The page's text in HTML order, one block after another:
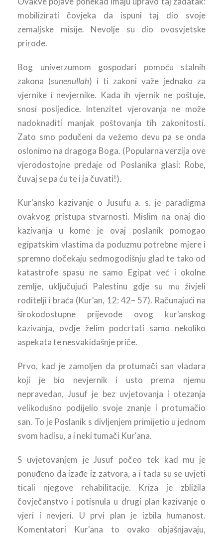
mobilizirati čovjeka da ispuni taj dio svoje
zemaljske misije. Nevolje su dio ovosvjetske
prirode.
Bog univerzumom gospodari pomoću stalnih
zakona (sunenullah) i ti zakoni važe jednako za
vjernike i nevjernike. Kada ih vjernik ne poštuje,
snosi posljedice. Intenzitet vjerovanja ne može
nadoknaditi manjak poštovanja tih zakonitosti.
Zato smo podučeni da vežemo devu pa se onda
oslonimo na dragoga Boga. (Popularna verzija ove
vjerodostojne predaje od Poslanika glasi: Robe,
čuvaj se pa ću te i ja čuvati!).
Kur'ansko kazivanje o Jusufu a. s. je paradigma
ovakvog pristupa stvarnosti. Mislim na onaj dio
kazivanja u kome je ovaj poslanik pomogao
egipatskim vlastima da poduzmu potrebne mjere i
spremno dočekaju sedmogodišnju glad te tako od
katastrofe spasu ne samo Egipat već i okolne
zemlje, uključujući Palestinu gdje su mu živjeli
roditelji i braća (Kur'an, 12: 42– 57). Računajući na
širokodostupne prijevode ovog kur'anskog
kazivanja, ovdje želim podcrtati samo nekoliko
aspekata te nesvakidašnje priče.
Prvo, kad je zamoljen da protumači san vladara
koji je bio nevjernik i usto prema njemu
nepravedan, Jusuf je bez uvjetovanja i otezanja
velikodušno podijelio svoje znanje i protumačio
san. To je Poslanik s divljenjem primijetio u jednom
svom hadisu, a i neki tumači Kur'ana.
S uvjetovanjem je Jusuf počeo tek kad mu je
ponuđeno da izađe iz zatvora, a i tada su se uvjeti
ticali njegove rehabilitacije. Kriza je zbližila
čovječanstvo i potisnula u drugi plan kazivanje o
vjeri i nevjeri. U prvi plan je izbila humanost.
Komentatori Kur'ana to ovako objašnjavaju,